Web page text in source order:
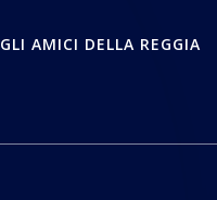
GLI AMICI DELLA REGGIA